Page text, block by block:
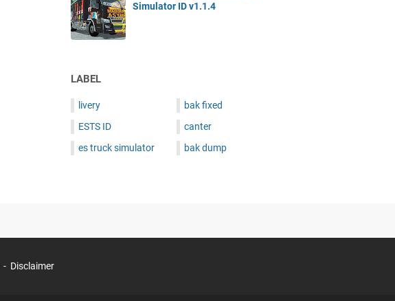
Simulator ID v1.1.4
LABEL
livery
ESTS ID
es truck simulator
bak fixed
canter
bak dump
Disclaimer